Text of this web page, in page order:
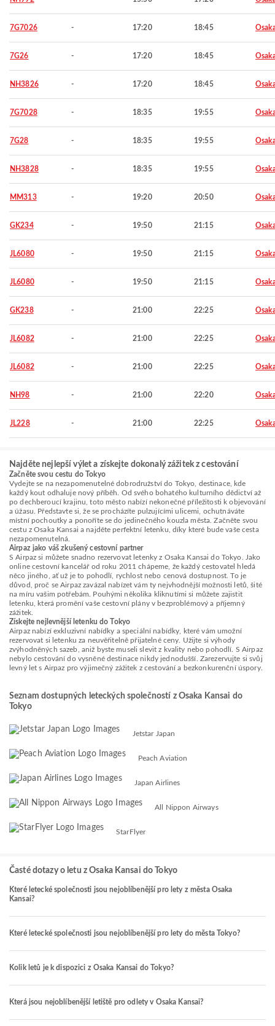
7G7026 - 17:20 18:45
7G26 - 17:20 18:45
NH3826 - 17:20 18:45
7G7028 - 18:35 19:55
7G28 - 18:35 19:55
NH3828 - 18:35 19:55
MM313 - 19:20 20:50
GK234 - 19:50 21:15
JL6080 - 19:50 21:15
JL6080 - 19:50 21:15
GK238 - 21:00 22:25
JL6082 - 21:00 22:25
JL6082 - 21:00 22:25
NH98 - 21:00 22:20
JL228 - 21:00 22:25
Najděte nejlepší výlet a získejte dokonalý zážitek z cestování
Začněte svou cestu do Tokyo
Vydejte se na nezapomenutelné dobrodružství do Tokyo, destinace, kde
každý kout odhaluje nový příběh. Od svého bohatého kulturního dědictví až
po dechberoucí krajinu, toto město nabízí nekonečné příležitosti k objevování
a úžasu. Představte si, že se procházíte pulzujícími ulicemi, ochutnáváte
místní pochoutky a ponoříte se do jedinečného kouzla města. Začněte svou
cestu z Osaka Kansai a najděte perfektní letenku, díky které bude vaše cesta
nezapomenutelná.
Airpaz jako váš zkušený cestovní partner
S Airpaz si můžete snadno rezervovat letenky z Osaka Kansai do Tokyo. Jako
online cestovní kancelář od roku 2011 chápeme, že každý cestovatel hledá
něco jiného, ať už je to pohodlí, rychlost nebo cenová dostupnost. To je
důvod, proč se Airpaz zavázal nabízet vám ty nejvhodnější možnosti letů, šité
na míru vašim potřebám. Pouhými několika kliknutími si můžete zajistit
letenku, která promění vaše cestovní plány v bezproblémový a příjemný
zážitek.
Získejte nejlevnější letenku do Tokyo
Airpaz nabízí exkluzivní nabídky a speciální nabídky, které vám umožní
rezervovat si letenku za neuvěřitelně přijatelné ceny. Užijte si výhody
zvýhodněných sazeb, aniž byste museli slevit z kvality nebo pohodlí. S Airpaz
nebylo cestování do vysněné destinace nikdy jednodušší. Zarezervujte si svůj
levný let s Airpaz pro výjimečný zážitek z cestování a bezkonkurenční úspory.
Seznam dostupných leteckých společností z Osaka Kansai do
Tokyo
Jetstar Japan
Peach Aviation
Japan Airlines
All Nippon Airways
StarFlyer
Časté dotazy o letu z Osaka Kansai do Tokyo
Které letecké společnosti jsou nejoblíbenější pro lety z města Osaka
Kansai?
Které letecké společnosti jsou nejoblíbenější pro lety do města Tokyo?
Kolik letů je k dispozici z Osaka Kansai do Tokyo?
Která jsou nejoblíbenější letiště pro odlety v Osaka Kansai?